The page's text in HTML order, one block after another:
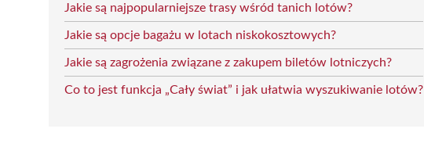
Jakie są najpopularniejsze trasy wśród tanich lotów?
Jakie są opcje bagażu w lotach niskokosztowych?
Jakie są zagrożenia związane z zakupem biletów lotniczych?
Co to jest funkcja „Cały świat” i jak ułatwia wyszukiwanie lotów?